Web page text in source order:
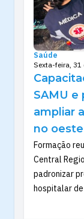
Saúde
Sexta-feira, 31
SAMU e
ampliar
no
Formação
Central
padronizar
hospitalar